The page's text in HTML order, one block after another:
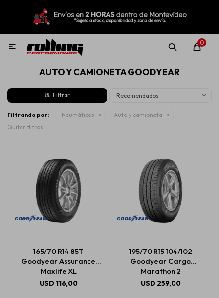
0

AUTO Y CAMIONETA GOODYEAR
Recomendados
Filtrando por: Neumáticos
Auto y camioneta
Quitar filtros
165/70 R14 85T
Goodyear Assurance
Maxlife XL
USD 116,00
195/70 R15 104/102
Goodyear Cargo
Marathon 2
USD 259,00
MI CUENTA
Nuevo! Rolling Repuestos
Llantas
Aditivos
Aerosoles
Estética automotriz
Accesorios